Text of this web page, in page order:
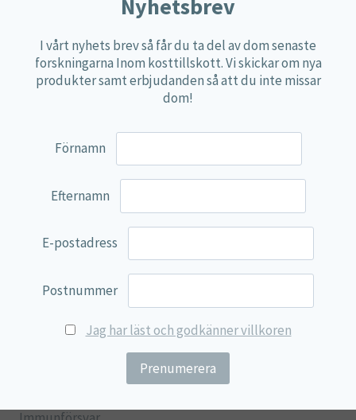
100% Natural
EVP Nutrition
Multi Nutrient
Lamberts
Svenska Örtmedicinska Institutet
Kenkou Selfcare
Nyhetsbrev
I vårt nyhets brev så får du ta del av dom senaste
forskningarna Inom kosttillskott. Vi skickar om nya
produkter samt erbjudanden så att du inte missar
dom!
Förnamn
Efternamn
E-postadress
Postnummer
Jag har läst och godkänner villkoren